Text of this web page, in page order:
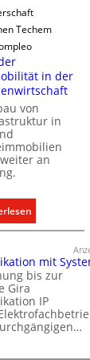
g
e
l
n
m
i
S
s
e
Techem
in der
von
in
an
:
A
s
b
u
d
mit
bis zur
Gira
IP